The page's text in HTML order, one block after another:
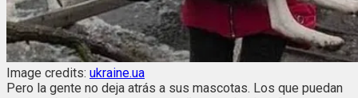
Image credits: ukraine.ua
Pero la gente no deja atrás a sus mascotas. Los que puedan